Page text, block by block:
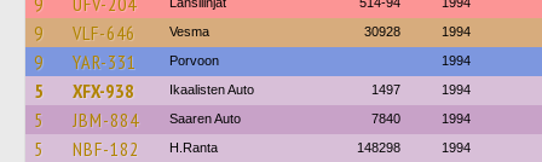
9 VLF-646 Vesma 30928 1994
9 YAR-331 Porvoon 1994
5 XFX-938 Ikaalisten Auto 1497 1994
5 JBM-884 Saaren Auto 7840 1994
5 NBF-182 H.Ranta 148298 1994